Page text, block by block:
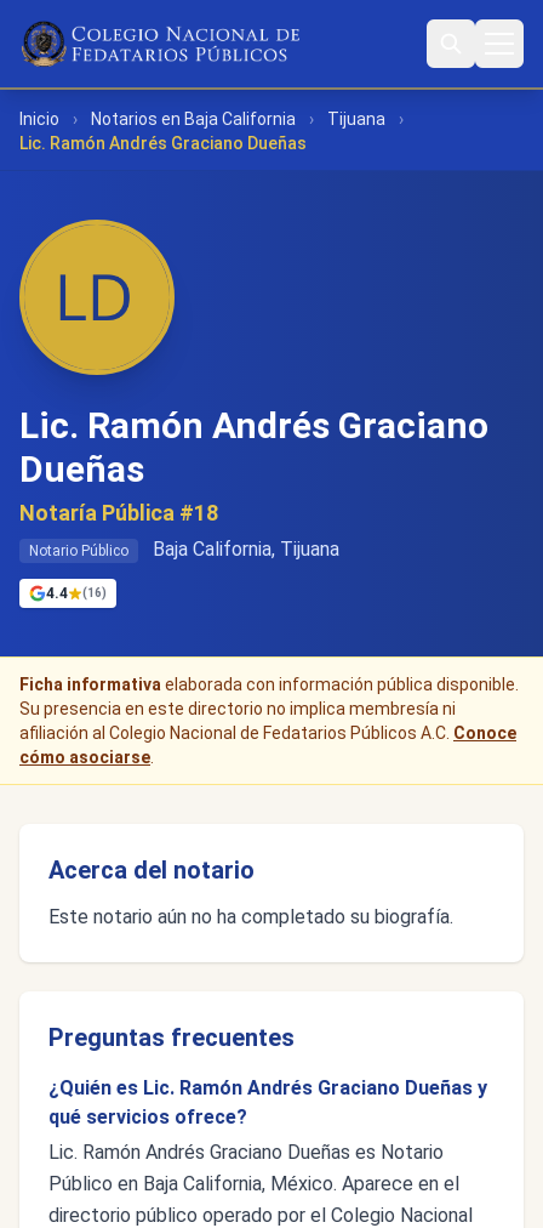
Inicio › Notarios en Baja California › Tijuana
›
Lic. Ramón Andrés Graciano Dueñas
Lic. Ramón Andrés Graciano
Dueñas
Notaría Pública #18
Notario Público Baja California, Tijuana
4.4 (16)
Ficha informativa elaborada con información pública disponible.
Su presencia en este directorio no implica membresía ni
afiliación al Colegio Nacional de Fedatarios Públicos A.C. Conoce
cómo asociarse
Acerca del notario
Este notario aún no ha completado su biografía.
Preguntas frecuentes
¿Quién es Lic. Ramón Andrés Graciano Dueñas y
qué servicios ofrece?
Lic. Ramón Andrés Graciano Dueñas es Notario
Público en Baja California, México. Aparece en el
directorio público operado por el Colegio Nacional